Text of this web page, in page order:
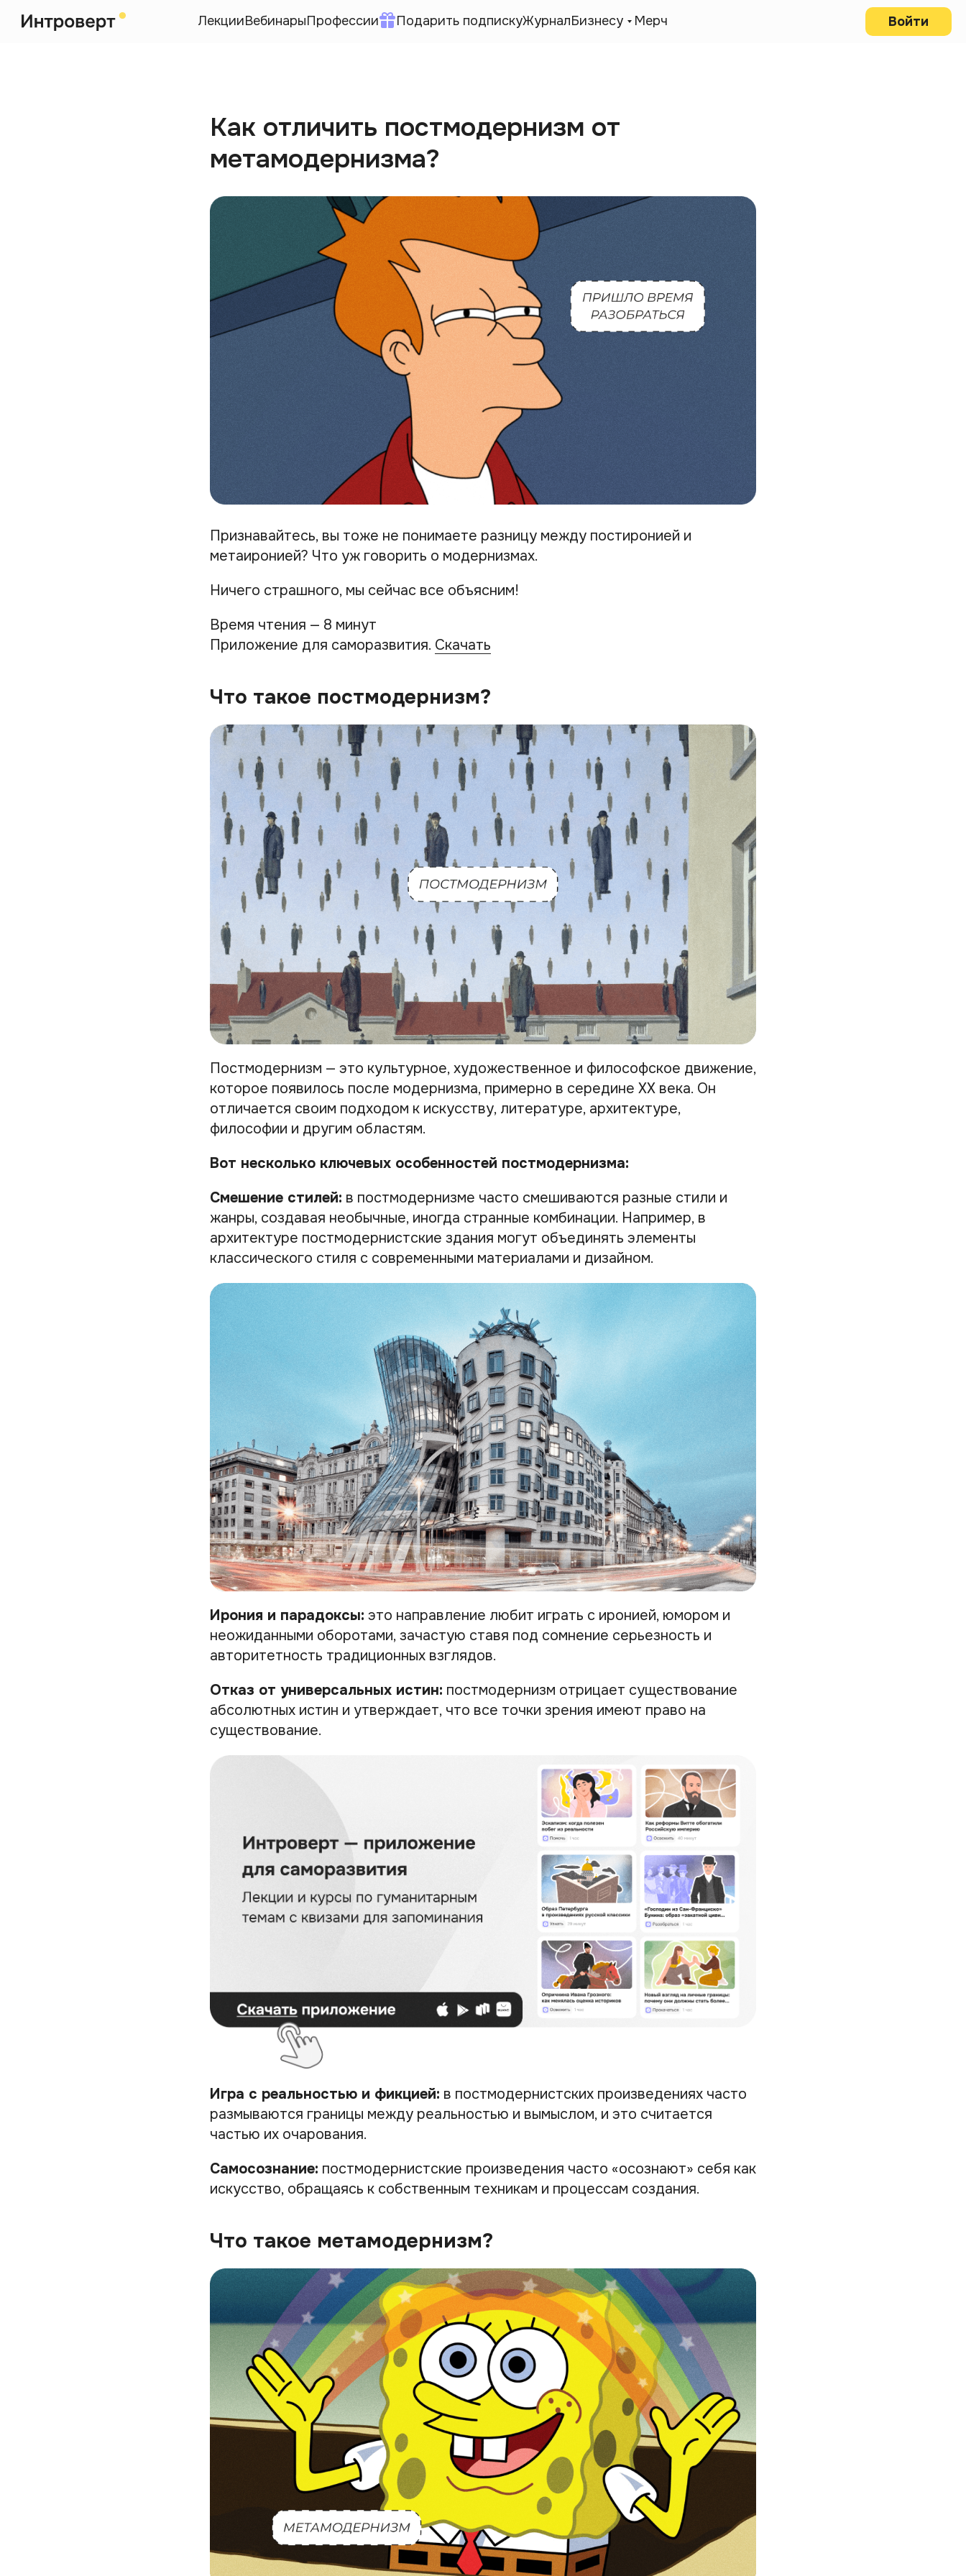
ЛекцииВебинарыПрофессии Подарить подпискуЖурналБизнесу Мерч Войти
Как отличить постмодернизм от
метамодернизма?
Признавайтесь, вы тоже не понимаете разницу между постиронией и
метаиронией? Что уж говорить о модернизмах.
Ничего страшного, мы сейчас все объясним!
Время чтения — 8 минут
Приложение для саморазвития. Скачать
Что такое постмодернизм?
Постмодернизм — это культурное, художественное и философское движение,
которое появилось после модернизма, примерно в середине XX века. Он
отличается своим подходом к искусству, литературе, архитектуре,
философии и другим областям.
Вот несколько ключевых особенностей постмодернизма:
Смешение стилей: в постмодернизме часто смешиваются разные стили и
жанры, создавая необычные, иногда странные комбинации. Например, в
архитектуре постмодернистские здания могут объединять элементы
классического стиля с современными материалами и дизайном.
Ирония и парадоксы: это направление любит играть с иронией, юмором и
неожиданными оборотами, зачастую ставя под сомнение серьезность и
авторитетность традиционных взглядов.
Отказ от универсальных истин: постмодернизм отрицает существование
абсолютных истин и утверждает, что все точки зрения имеют право на
существование.
Игра с реальностью и фикцией: в постмодернистских произведениях часто
размываются границы между реальностью и вымыслом, и это считается
частью их очарования.
Самосознание: постмодернистские произведения часто «осознают» себя как
искусство, обращаясь к собственным техникам и процессам создания.
Что такое метамодернизм?